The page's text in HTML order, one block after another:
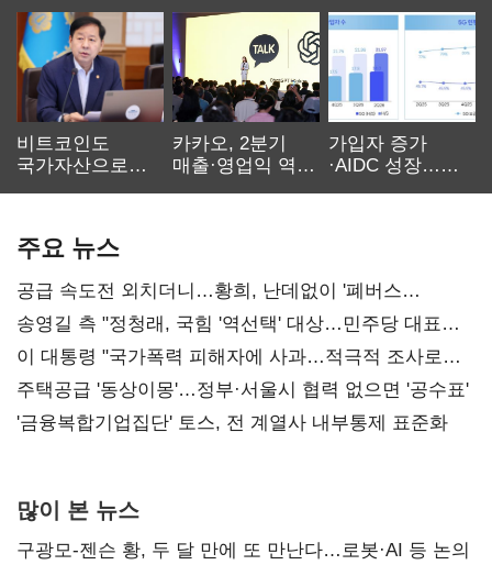
비트코인도
국가자산으로…'
카카오, 2분기
매출·영업익 역대
가입자 증가
·AIDC 성장…
주요 뉴스
공급 속도전 외치더니…황희, 난데없이 '폐버스
리모델링' 제안
송영길 측 "정청래, 국힘 '역선택' 대상…민주당 대표로
총선 지휘 못해"
이 대통령 "국가폭력 피해자에 사과…적극적 조사로
진실 밝혀야"
주택공급 '동상이몽'…정부·서울시 협력 없으면 '공수표'
'금융복합기업집단' 토스, 전 계열사 내부통제 표준화
많이 본 뉴스
구광모-젠슨 황, 두 달 만에 또 만난다…로봇·AI 등 논의